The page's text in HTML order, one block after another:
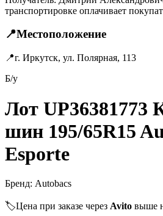
транспортировке оплачивает
📍Местоположение
📍г. Иркутск, ул. Полярная, 113
Б/у
Лот UP36381773
шин 195/65R15
Esporte
Бренд: Autobacs
🏷️Цена при заказе через Avito выше